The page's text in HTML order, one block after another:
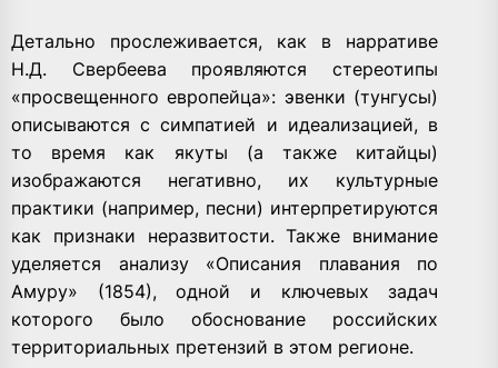
Детально прослеживается, как в нарративе
Н.Д. Свербеева проявляются стереотипы
«просвещенного европейца»: эвенки (тунгусы)
описываются с симпатией и идеализацией, в
то время как якуты (а также китайцы)
изображаются негативно, их культурные
практики (например, песни) интерпретируются
как признаки неразвитости. Также внимание
уделяется анализу «Описания плавания по
Амуру» (1854), одной и ключевых задач
которого было обоснование российских
территориальных претензий в этом регионе.